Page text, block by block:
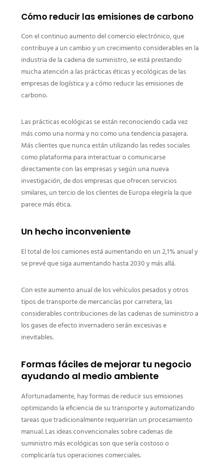
Cómo reducir las emisiones de carbono
Con el continuo aumento del comercio electrónico, que
contribuye a un cambio y un crecimiento considerables en la
industria de la cadena de suministro, se está prestando
mucha atención a las prácticas éticas y ecológicas de las
empresas de logística y a cómo reducir las emisiones de
carbono.
Las prácticas ecológicas se están reconociendo cada vez
más como una norma y no como una tendencia pasajera.
Más clientes que nunca están utilizando las redes sociales
como plataforma para interactuar o comunicarse
directamente con las empresas y según una nueva
investigación, de dos empresas que ofrecen servicios
similares, un tercio de los clientes de Europa elegiría la que
parece más ética.
Un hecho inconveniente
El total de los camiones está aumentando en un 2,1% anual y
se prevé que siga aumentando hasta 2030 y más allá.
Con este aumento anual de los vehículos pesados y otros
tipos de transporte de mercancías por carretera, las
considerables contribuciones de las cadenas de suministro a
los gases de efecto invernadero serán excesivas e
inevitables.
Formas fáciles de mejorar tu negocio
ayudando al medio ambiente
Afortunadamente, hay formas de reducir sus emisiones
optimizando la eficiencia de su transporte y automatizando
tareas que tradicionalmente requerirían un procesamiento
manual. Las ideas convencionales sobre cadenas de
suministro más ecológicas son que sería costoso o
complicaría tus operaciones comerciales.